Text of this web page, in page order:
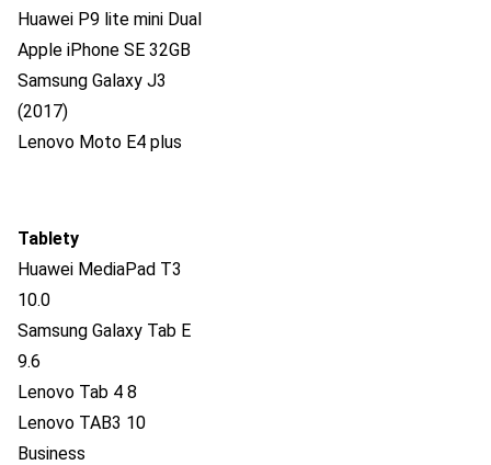
Huawei P9 lite mini Dual
Apple iPhone SE 32GB
Samsung Galaxy J3
(2017)
Lenovo Moto E4 plus
Tablety
Huawei MediaPad T3
10.0
Samsung Galaxy Tab E
9.6
Lenovo Tab 4 8
Lenovo TAB3 10
Business